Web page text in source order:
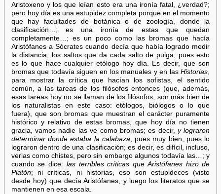
Aristoxeno y los que leían esto era una ironía fatal, ¿verdad?;
pero hoy día es una estupidez completa porque en el momento
que hay facultades de botánica o de zoología, donde la
clasificación…; es una ironía de estas que quedan
completamente…; es un poco como las bromas que hacía
Aristófanes a Sócrates cuando decía que había logrado medir
la distancia, los saltos que da cada salto de pulga; pues esto
es lo que hace cualquier etólogo hoy día. Es decir, que son
bromas que todavía siguen en los manuales y en lasHistorias,
para mostrar la crítica que hacían los sofistas, el sentido
común, a las tareas de los filósofos entonces (que, además,
esas tareas hoy no se llaman de los filósofos, son más bien de
los naturalistas en este caso: etólogos, biólogos o lo que
fuera), que son bromas que muestran el carácter puramente
histórico y relativo de estas bromas, que hoy día no tienen
gracia, vamos nadie las ve como bromas; es decir, y lograron
determinar donde estaba la calabaza, pues muy bien, pues lo
lograron dentro de una clasificación; es decir, es difícil, incluso,
verlas como chistes, pero sin embargo algunos todavía las…; y
cuando se dice: las terribles críticas que Aristófanes hizo de
Platón; ni críticas, ni historias, eso son estupideces (visto
desde hoy) que decía Aristófanes, y luego los literatos que se
mantienen en esa escala.